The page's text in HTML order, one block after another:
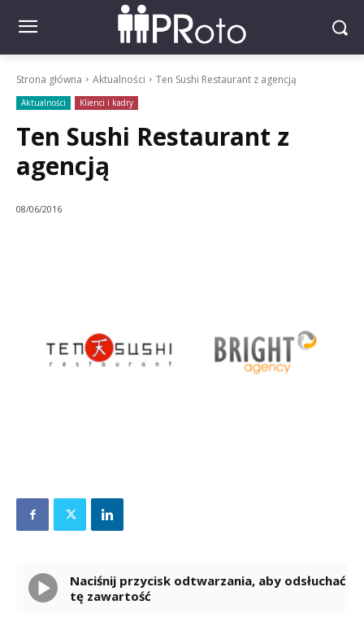
Strona główna Aktualności Ten Sushi Restaurant z agencją
Aktualności Klienci i kadry
Ten Sushi Restaurant z
agencją
08/06/2016
Naciśnij przycisk odtwarzania, aby odsłuchać
tę zawartość